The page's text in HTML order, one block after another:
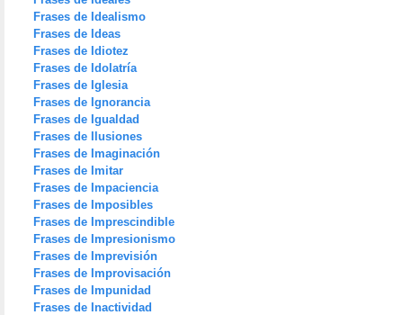
Frases de Idealismo
Frases de Ideas
Frases de Idiotez
Frases de Idolatría
Frases de Iglesia
Frases de Ignorancia
Frases de Igualdad
Frases de Ilusiones
Frases de Imaginación
Frases de Imitar
Frases de Impaciencia
Frases de Imposibles
Frases de Imprescindible
Frases de Impresionismo
Frases de Imprevisión
Frases de Improvisación
Frases de Impunidad
Frases de Inactividad